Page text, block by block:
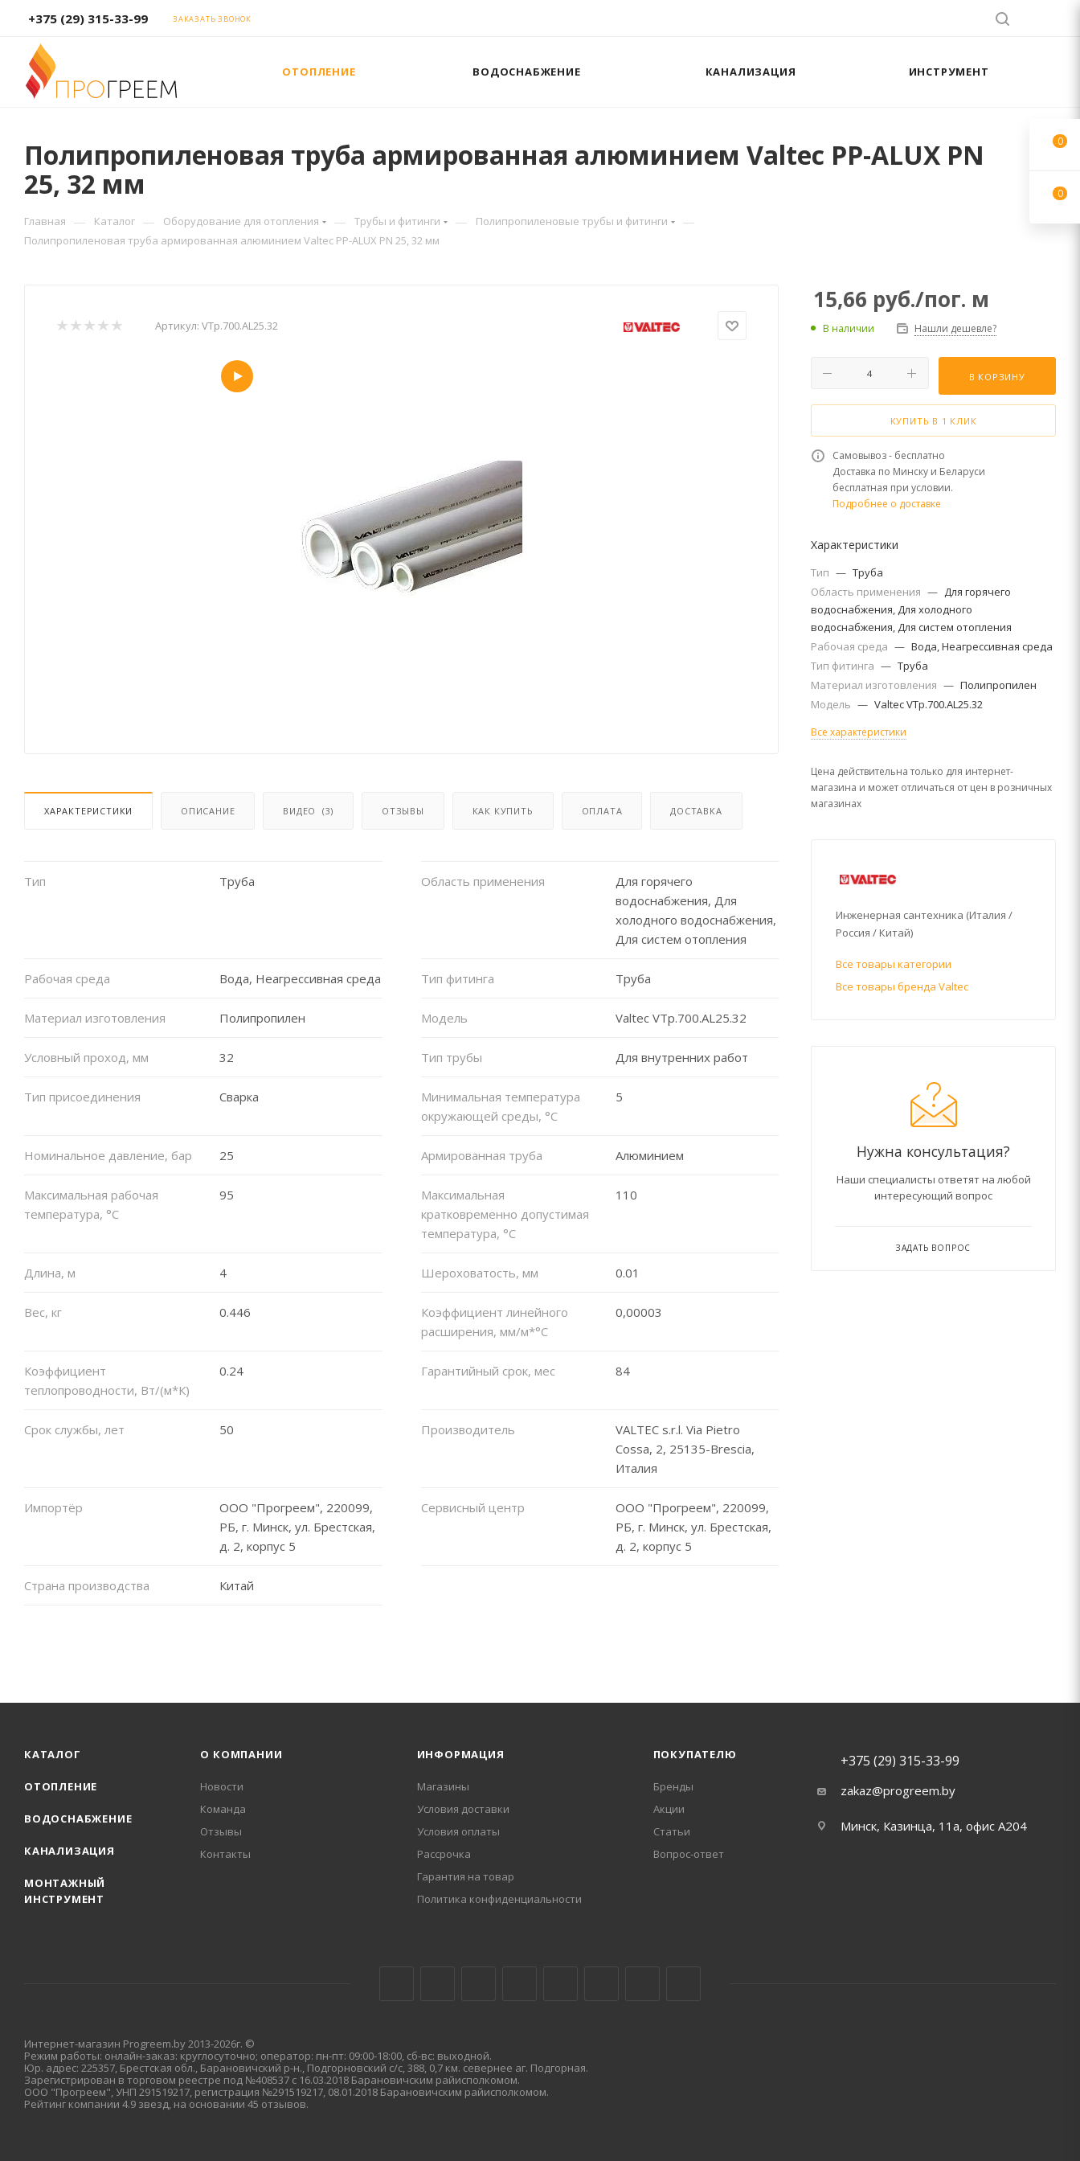
+375 (29) 315-33-99 ЗАКАЗАТЬ ЗВОНОК
ОТОПЛЕНИЕ ВОДОСНАБЖЕНИЕ КАНАЛИЗАЦИЯ ИНСТРУМЕНТ
Полипропиленовая труба армированная алюминием Valtec PP-ALUX PN
25, 32 мм
Главная — Каталог — Оборудование для отопления — Трубы и фитинги — Полипропиленовые трубы и фитинги —
Полипропиленовая труба армированная алюминием Valtec PP-ALUX PN 25, 32 мм
Артикул: VTp.700.AL25.32
ХАРАКТЕРИСТИКИ ОПИСАНИЕ ВИДЕО (3) ОТЗЫВЫ КАК КУПИТЬ ОПЛАТА ДОСТАВКА
Тип Труба Область применения
Для горячего
водоснабжения, Для
холодного водоснабжения,
Для систем отопления
Рабочая среда Вода, Неагрессивная среда Тип фитинга Труба
Материал изготовления Полипропилен Модель Valtec VTp.700.AL25.32
Условный проход, мм 32 Тип трубы Для внутренних работ
Тип присоединения Сварка
Минимальная температура
окружающей среды, °С
5
Номинальное давление, бар 25 Армированная труба Алюминием
Максимальная рабочая
температура, °C
95
Максимальная
кратковременно допустимая
температура, °C
110
Длина, м 4 Шероховатость, мм 0.01
Вес, кг 0.446
Коэффициент линейного
расширения, мм/м*°C
0,00003
Коэффициент
теплопроводности, Вт/(м*К)
0.24 Гарантийный срок, мес 84
Срок службы, лет 50 Производитель
VALTEC s.r.l. Via Pietro
Cossa, 2, 25135-Brescia,
Италия
Импортёр
ООО "Прогреем", 220099,
РБ, г. Минск, ул. Брестская,
д. 2, корпус 5
Сервисный центр
ООО "Прогреем", 220099,
РБ, г. Минск, ул. Брестская,
д. 2, корпус 5
Страна производства Китай
15,66 руб./пог. м
В наличии Нашли дешевле?
В КОРЗИНУ
КУПИТЬ В 1 КЛИК
Самовывоз - бесплатно
Доставка по Минску и Беларуси
бесплатная при условии.
Подробнее о доставке
Характеристики
Тип — Труба
Область применения — Для горячего
водоснабжения, Для холодного
водоснабжения, Для систем отопления
Рабочая среда — Вода, Неагрессивная среда
Тип фитинга — Труба
Материал изготовления — Полипропилен
Модель — Valtec VTp.700.AL25.32
Все характеристики
Цена действительна только для интернет-
магазина и может отличаться от цен в розничных
магазинах
Инженерная сантехника (Италия /
Россия / Китай)
Все товары категории
Все товары бренда Valtec
Нужна консультация?
Наши специалисты ответят на любой
интересующий вопрос
ЗАДАТЬ ВОПРОС
КАТАЛОГ
ОТОПЛЕНИЕ
ВОДОСНАБЖЕНИЕ
КАНАЛИЗАЦИЯ
МОНТАЖНЫЙ
ИНСТРУМЕНТ
О КОМПАНИИ
Новости
Команда
Отзывы
Контакты
ИНФОРМАЦИЯ
Магазины
Условия доставки
Условия оплаты
Рассрочка
Гарантия на товар
Политика конфиденциальности
ПОКУПАТЕЛЮ
Бренды
Акции
Статьи
Вопрос-ответ
+375 (29) 315-33-99
zakaz@progreem.by
Минск, Казинца, 11а, офис А204
Интернет-магазин Progreem.by 2013-2026г. ©
Режим работы: онлайн-заказ: круглосуточно; оператор: пн-пт: 09:00-18:00, сб-вс: выходной.
Юр. адрес: 225357, Брестская обл., Барановичский р-н., Подгорновский с/с, 388, 0,7 км. севернее аг. Подгорная.
Зарегистрирован в торговом реестре под №408537 с 16.03.2018 Барановичским райисполкомом.
ООО "Прогреем", УНП 291519217, регистрация №291519217, 08.01.2018 Барановичским райисполкомом.
Рейтинг компании 4.9 звезд, на основании 45 отзывов.
0
0